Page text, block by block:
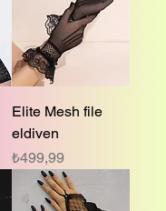
Elite Mesh file
eldiven
Fiyat
₺499,99